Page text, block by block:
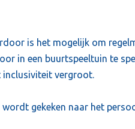
is het mogelijk om
in een buurtspeeltuin te
inclusiviteit vergroot.
gekeken naar het